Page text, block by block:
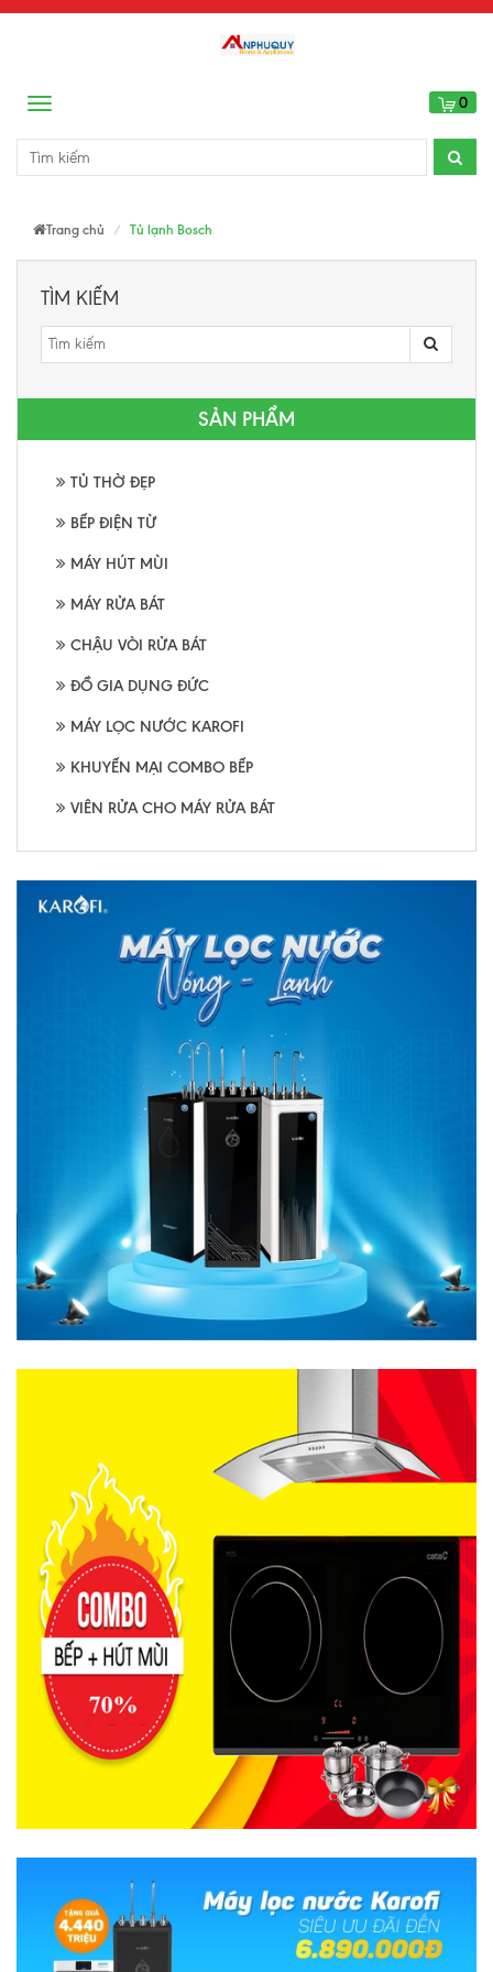
Menu 0
Trang chủ Tủ lạnh Bosch
TÌM KIẾM
SẢN PHẨM
TỦ THỜ ĐẸP
BẾP ĐIỆN TỪ
MÁY HÚT MÙI
MÁY RỬA BÁT
CHẬU VÒI RỬA BÁT
ĐỒ GIA DỤNG ĐỨC
MÁY LỌC NƯỚC KAROFI
KHUYẾN MẠI COMBO BẾP
VIÊN RỬA CHO MÁY RỬA BÁT